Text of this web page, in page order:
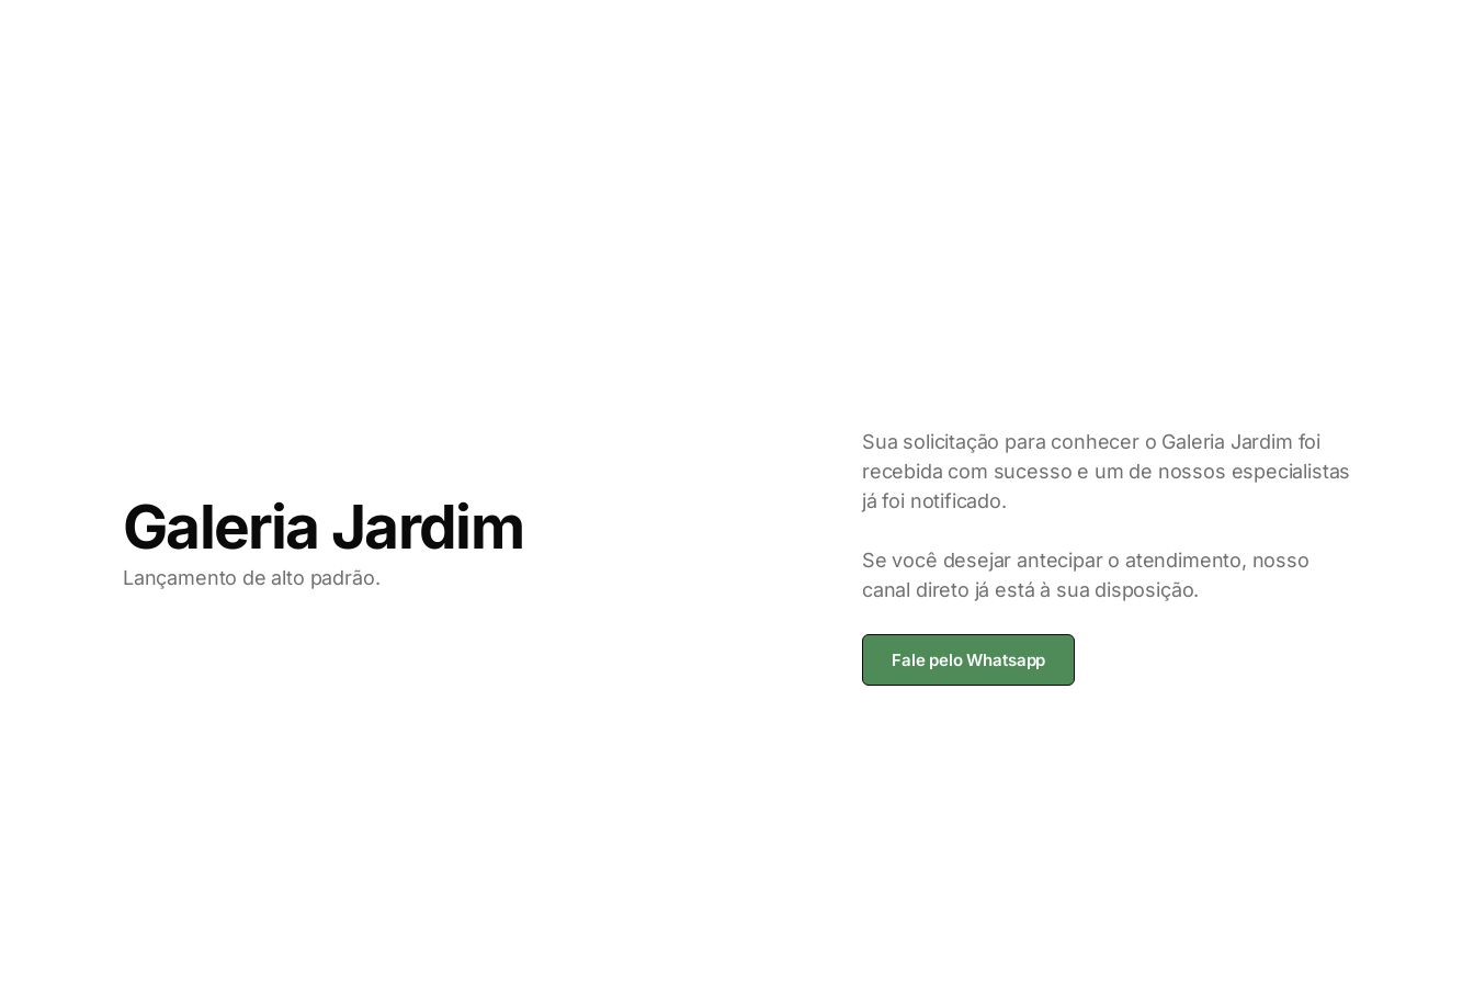
Galeria Jardim
Lançamento de alto padrão.
Sua solicitação para conhecer o Galeria Jardim foi
recebida com sucesso e um de nossos especialistas
já foi notificado.
Se você desejar antecipar o atendimento, nosso
canal direto já está à sua disposição.
Fale pelo Whatsapp